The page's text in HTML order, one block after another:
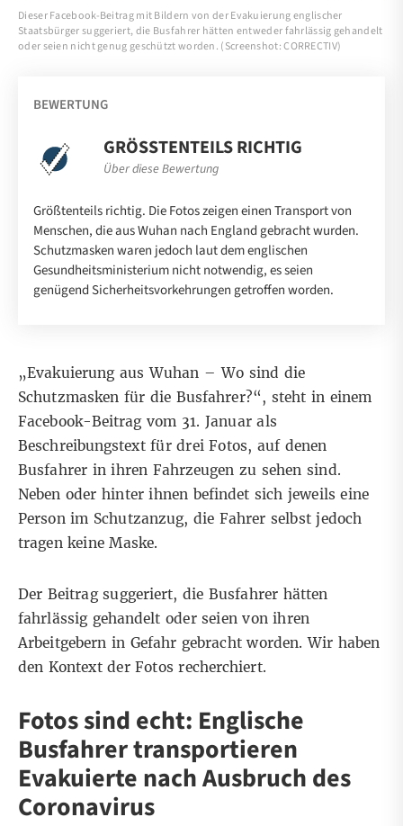
Dieser Facebook-Beitrag mit Bildern von der Evakuierung englischer
Staatsbürger suggeriert, die Busfahrer hätten entweder fahrlässig gehandelt
oder seien nicht genug geschützt worden. (Screenshot: CORRECTIV)
BEWERTUNG
GRÖSSTENTEILS RICHTIG
Über diese Bewertung
Größtenteils richtig. Die Fotos zeigen einen Transport von
Menschen, die aus Wuhan nach England gebracht wurden.
Schutzmasken waren jedoch laut dem englischen
Gesundheitsministerium nicht notwendig, es seien
genügend Sicherheitsvorkehrungen getroffen worden.
„Evakuierung aus Wuhan – Wo sind die
Schutzmasken für die Busfahrer?“, steht in einem
Facebook-Beitrag vom 31. Januarals
Beschreibungstext für drei Fotos, auf denen
Busfahrer in ihren Fahrzeugen zu sehen sind.
Neben oder hinter ihnen befindet sich jeweils eine
Person im Schutzanzug, die Fahrer selbst jedoch
tragen keine Maske.
Der Beitrag suggeriert, die Busfahrer hätten
fahrlässig gehandelt oder seien von ihren
Arbeitgebern in Gefahr gebracht worden. Wir haben
den Kontext der Fotos recherchiert.
Fotos sind echt: Englische
Busfahrer transportieren
Evakuierte nach Ausbruch des
Coronavirus